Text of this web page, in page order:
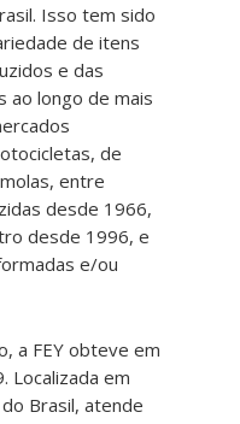
Isso tem sido
de itens
e das
ao longo de mais
de
entre
desde 1966,
desde 1996, e
e/ou
a FEY obteve em
Localizada em
Brasil, atende